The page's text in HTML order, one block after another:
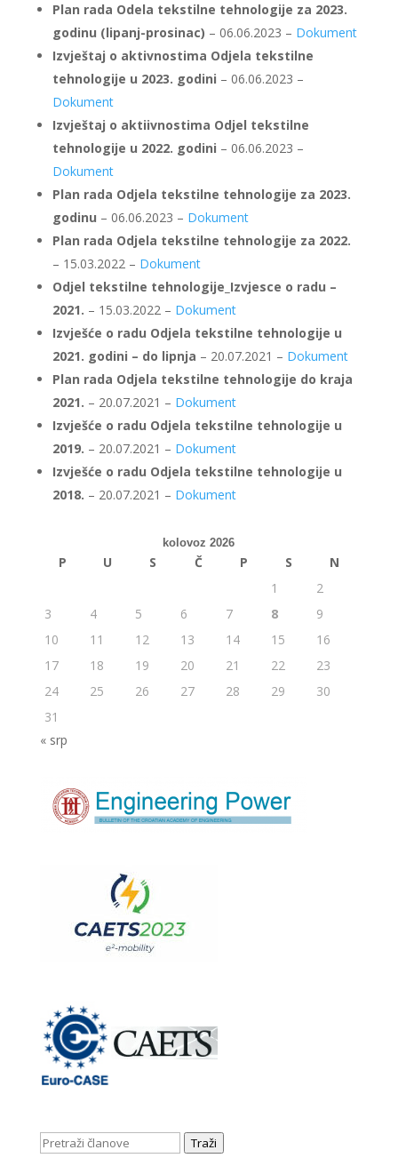
Plan rada Odela tekstilne tehnologije za 2023.
godinu (lipanj-prosinac) – 06.06.2023 – Dokument
Izvještaj o aktivnostima Odjela tekstilne
tehnologije u 2023. godini – 06.06.2023 –
Dokument
Izvještaj o aktiivnostima Odjel tekstilne
tehnologije u 2022. godini – 06.06.2023 –
Dokument
Plan rada Odjela tekstilne tehnologije za 2023.
godinu – 06.06.2023 – Dokument
Plan rada Odjela tekstilne tehnologije za 2022.
– 15.03.2022 – Dokument
Odjel tekstilne tehnologije_Izvjesce o radu –
2021. – 15.03.2022 – Dokument
Izvješće o radu Odjela tekstilne tehnologije u
2021. godini – do lipnja – 20.07.2021 – Dokument
Plan rada Odjela tekstilne tehnologije do kraja
2021. – 20.07.2021 – Dokument
Izvješće o radu Odjela tekstilne tehnologije u
2019. – 20.07.2021 – Dokument
Izvješće o radu Odjela tekstilne tehnologije u
2018. – 20.07.2021 – Dokument
kolovoz 2026
P U S Č P S
N
1
2
3
4 5 6 7 8
9
10
11 12 13 14 15
16
17
18 19 20 21 22
23
24
25 26 27 28 29
30
31
« srp
Traži